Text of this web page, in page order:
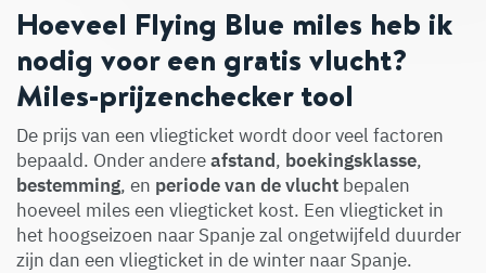
Hoeveel Flying Blue miles heb ik
nodig voor een gratis vlucht?
Miles-prijzenchecker tool
De prijs van een vliegticket wordt door veel factoren
bepaald. Onder andereafstand, boekingsklasse,
bestemming, en periode van de vlucht bepalen
hoeveel miles een vliegticket kost. Een vliegticket in
het hoogseizoen naar Spanje zal ongetwijfeld duurder
zijn dan een vliegticket in de winter naar Spanje.